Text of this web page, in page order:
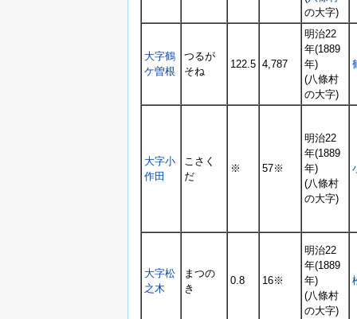
の大字)
大字鶴
ケ曽根
つるが
そね
122.5 4,787
明治22
年(1889
年)
(八條村
の大字)
大字小
作田
こさく
だ
※ 57※
明治22
年(1889
年)
(八條村
の大字)
大字松
之木
まつの
き
0.8 16※
明治22
年(1889
年)
(八條村
の大字)